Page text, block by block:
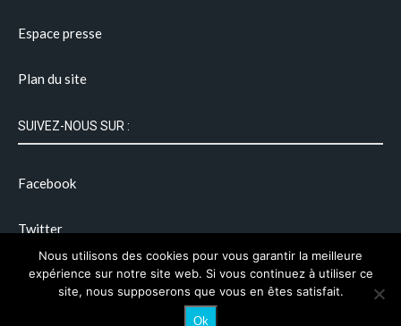
Espace presse
Plan du site
SUIVEZ-NOUS SUR :
Facebook
Twitter
Instagram
Nous utilisons des cookies pour vous garantir la meilleure
expérience sur notre site web. Si vous continuez à utiliser ce
site, nous supposerons que vous en êtes satisfait.
Ok